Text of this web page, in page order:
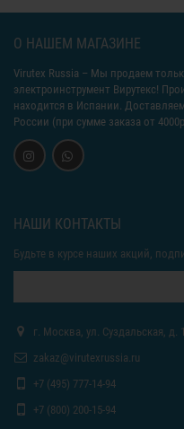
О НАШЕМ МАГАЗИНЕ
Virutex Russia – Мы продаем
электроинструмент Вирутекс!
находится в Испании.
России (при сумме заказа от
НАШИ КОНТАКТЫ
Будьте в курсе наших акций,
г. Москва, ул. Суздальская, д.
zakaz@virutexrussia.ru
+7 (495) 777-14-94
+7 (800) 200-15-94